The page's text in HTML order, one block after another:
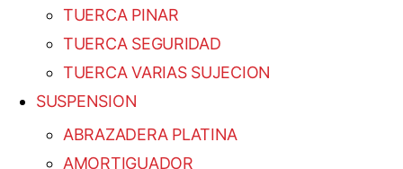
TUERCA PINAR
TUERCA SEGURIDAD
TUERCA VARIAS SUJECION
SUSPENSION
ABRAZADERA PLATINA
AMORTIGUADOR